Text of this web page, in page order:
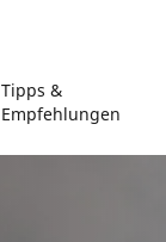
Tipps &
Empfehlungen